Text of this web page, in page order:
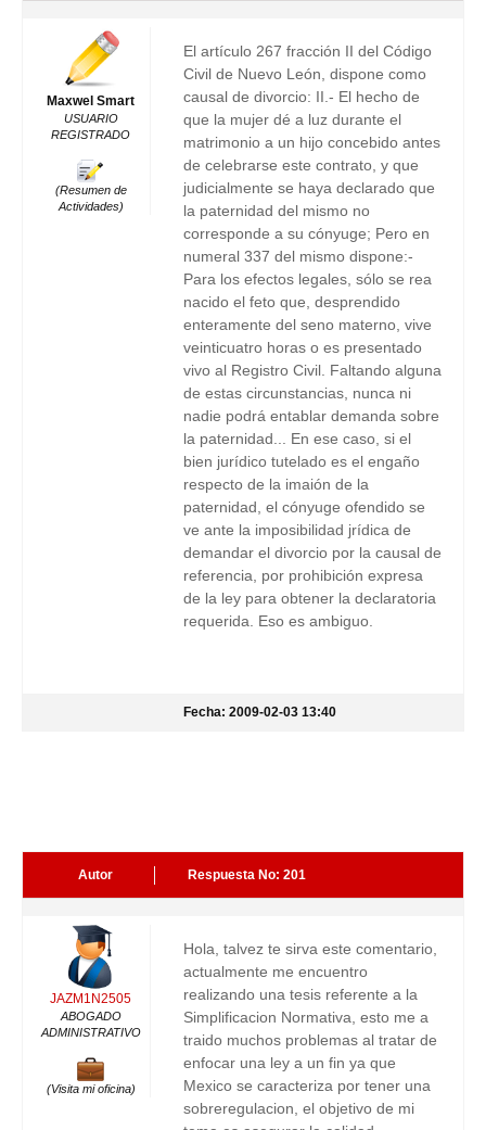
Maxwel Smart
USUARIO
REGISTRADO
(Resumen de
Actividades)
El artículo 267 fracción II del Código
Civil de Nuevo León, dispone como
causal de divorcio: II.- El hecho de
que la mujer dé a luz durante el
matrimonio a un hijo concebido antes
de celebrarse este contrato, y que
judicialmente se haya declarado que
la paternidad del mismo no
corresponde a su cónyuge; Pero en
numeral 337 del mismo dispone:-
Para los efectos legales, sólo se rea
nacido el feto que, desprendido
enteramente del seno materno, vive
veinticuatro horas o es presentado
vivo al Registro Civil. Faltando alguna
de estas circunstancias, nunca ni
nadie podrá entablar demanda sobre
la paternidad... En ese caso, si el
bien jurídico tutelado es el engaño
respecto de la imaión de la
paternidad, el cónyuge ofendido se
ve ante la imposibilidad jrídica de
demandar el divorcio por la causal de
referencia, por prohibición expresa
de la ley para obtener la declaratoria
requerida. Eso es ambiguo.
Fecha: 2009-02-03 13:40
Autor Respuesta No: 201
JAZM1N2505
ABOGADO
ADMINISTRATIVO
(Visita mi oficina)
Hola, talvez te sirva este comentario,
actualmente me encuentro
realizando una tesis referente a la
Simplificacion Normativa, esto me a
traido muchos problemas al tratar de
enfocar una ley a un fin ya que
Mexico se caracteriza por tener una
sobreregulacion, el objetivo de mi